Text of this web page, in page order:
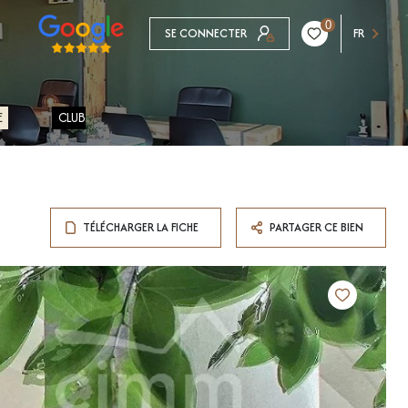
SE CONNECTER 0 FR
CLUB
TÉLÉCHARGER LA FICHE PARTAGER CE BIEN